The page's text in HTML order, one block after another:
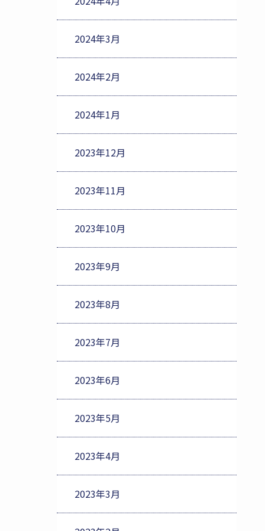
2024年3月
2024年2月
2024年1月
2023年12月
2023年11月
2023年10月
2023年9月
2023年8月
2023年7月
2023年6月
2023年5月
2023年4月
2023年3月